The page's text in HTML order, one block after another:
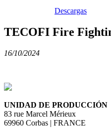
Descargas
TECOFI Fire
16/10/2024
UNIDAD DE PRODUCCIÓN
83 rue Marcel Mérieux
69960 Corbas | FRANCE